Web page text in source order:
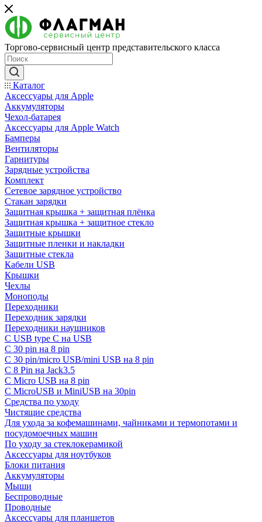
Торгово-сервисный центр представительского класса
Каталог
Аксессуары для Apple
Аккумуляторы
Чехол-батарея
Аксессуары для Apple Watch
Бамперы
Вентиляторы
Гарнитуры
Зарядные устройства
Комплект
Сетевое зарядное устройство
Стакан зарядки
Защитная крышка + защитная плёнка
Защитная крышка + защитное стекло
Защитные крышки
Защитные пленки и накладки
Защитные стекла
Кабели USB
Крышки
Чехлы
Моноподы
Переходники
Переходник зарядки
Переходники наушников
С USB type C на USB
С 30 pin на 8 pin
С 30 pin/micro USB/mini USB на 8 pin
С 8 Pin на Jack3.5
С Micro USB на 8 pin
С MicroUSB и MiniUSB на 30pin
Средства по уходу
Чистящие средства
Для ухода за кофемашинами, чайниками и термопотами и
посудомоечных машин
По уходу за стеклокерамикой
Аксессуары для ноутбуков
Блоки питания
Аккумуляторы
Мыши
Беспроводные
Проводные
Аксессуары для планшетов